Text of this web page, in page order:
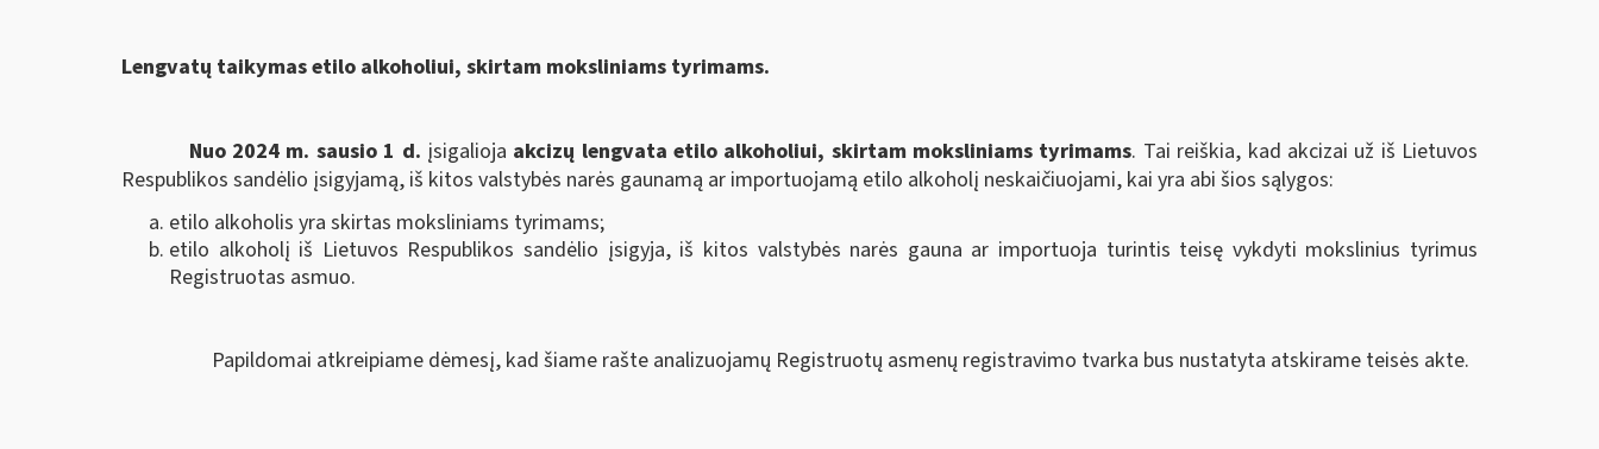
Lengvatų taikymas etilo alkoholiui, skirtam moksliniams tyrimams.
Nuo 2024 m. sausio 1 d. įsigalioja akcizų lengvata etilo alkoholiui, skirtam moksliniams tyrimams. Tai reiškia, kad akcizai už iš Lietuvos
Respublikos sandėlio įsigyjamą, iš kitos valstybės narės gaunamą ar importuojamą etilo alkoholį neskaičiuojami, kai yra abi šios sąlygos:
etilo alkoholis yra skirtas moksliniams tyrimams;
etilo alkoholį iš Lietuvos Respublikos sandėlio įsigyja, iš kitos valstybės narės gauna ar importuoja turintis teisę vykdyti mokslinius tyrimus
Registruotas asmuo.
Papildomai atkreipiame dėmesį, kad šiame rašte analizuojamų Registruotų asmenų registravimo tvarka bus nustatyta atskirame teisės akte.